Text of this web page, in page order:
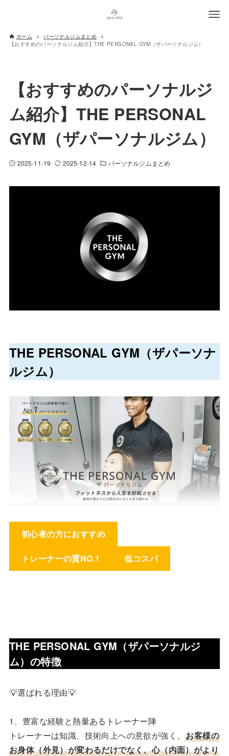
ホーム
パーソナルジムまとめ
【おすすめのパーソナルジム紹介】THE PERSONAL GYM（ザパーソナルジム）
【おすすめのパーソナルジ
ム紹介】THE PERSONAL
GYM（ザパーソナルジム）
2025-11-19 2025-12-14 パーソナルジムまとめ
THE PERSONAL GYM（ザパーソナ
ルジム）
初心者の方におすすめ
トレーナーの質NO.1 低コスパ
THE PERSONAL GYM（ザパーソナルジ
ム） の特徴
💡選ばれる理由💡
1、豊富な経験と熱量あるトレーナー陣
トレーナーは知識、技術向上への意欲が強く、お客様の
お身体（外見）が変わるだけでなく、心（内面）がより